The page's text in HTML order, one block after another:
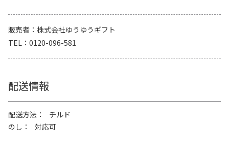
販売者
株式会社ゆうゆうギフト
TEL
0120-096-581
配送情報
配送方法
チルド
のし
対応可